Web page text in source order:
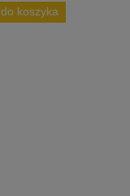
do koszyka